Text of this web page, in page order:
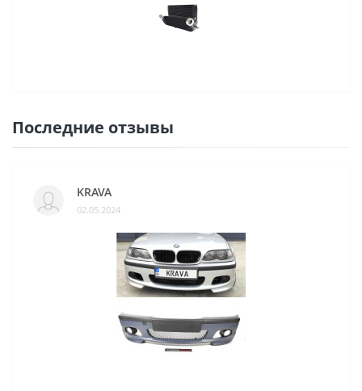
Последние отзывы
KRAVA
02.05.2024